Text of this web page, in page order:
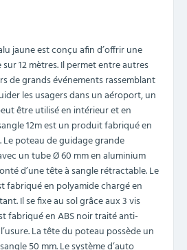
jaune est conçu afin d’offrir une
12 mètres. Il permet entre autres
de grands événements rassemblant
les usagers dans un aéroport, un
être utilisé en intérieur et en
12m est un produit fabriqué en
Le poteau de guidage grande
un tube Ø 60 mm en aluminium
d’une tête à sangle rétractable. Le
fabriqué en polyamide chargé en
Il se fixe au sol grâce aux 3 vis
fabriqué en ABS noir traité anti-
La tête du poteau possède un